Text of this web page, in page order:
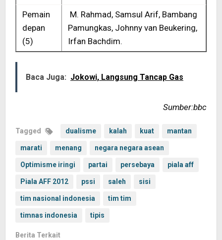
Pemain
depan
(5)
M. Rahmad, Samsul Arif, Bambang
Pamungkas, Johnny van Beukering,
Irfan Bachdim.
Baca Juga: Jokowi, Langsung Tancap Gas
Sumber:bbc
Tagged dualisme kalah kuat mantan
marati menang negara negara asean
Optimisme iringi partai persebaya piala aff
Piala AFF 2012 pssi saleh sisi
tim nasional indonesia tim tim
timnas indonesia tipis
Berita Terkait